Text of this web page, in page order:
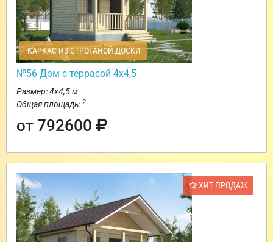
КАРКАС ИЗ СТРОГАНОЙ ДОСКИ
№56 Дом с террасой 4х4,5
Размер: 4х4,5 м
Общая площадь: 2
от 792600
ХИТ ПРОДАЖ